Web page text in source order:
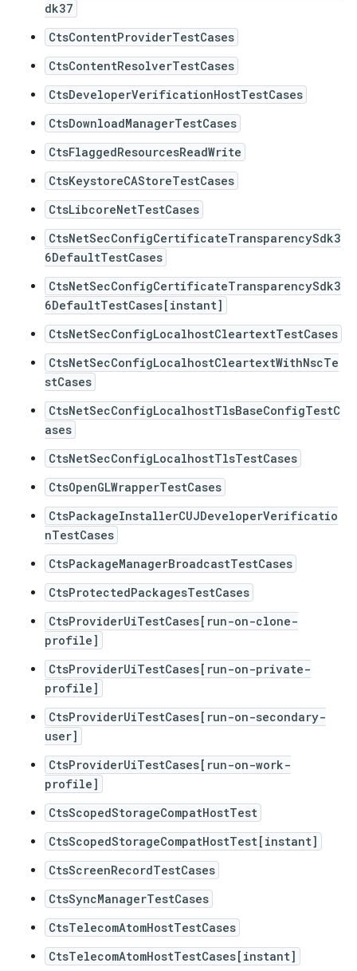
dk37
CtsContentProviderTestCases
CtsContentResolverTestCases
CtsDeveloperVerificationHostTestCases
CtsDownloadManagerTestCases
CtsFlaggedResourcesReadWrite
CtsKeystoreCAStoreTestCases
CtsLibcoreNetTestCases
CtsNetSecConfigCertificateTransparencySdk3
6DefaultTestCases
CtsNetSecConfigCertificateTransparencySdk3
6DefaultTestCases[instant]
CtsNetSecConfigLocalhostCleartextTestCases
CtsNetSecConfigLocalhostCleartextWithNscTe
stCases
CtsNetSecConfigLocalhostTlsBaseConfigTestC
ases
CtsNetSecConfigLocalhostTlsTestCases
CtsOpenGLWrapperTestCases
CtsPackageInstallerCUJDeveloperVerificatio
nTestCases
CtsPackageManagerBroadcastTestCases
CtsProtectedPackagesTestCases
CtsProviderUiTestCases[run-on-clone-
profile]
CtsProviderUiTestCases[run-on-private-
profile]
CtsProviderUiTestCases[run-on-secondary-
user]
CtsProviderUiTestCases[run-on-work-
profile]
CtsScopedStorageCompatHostTest
CtsScopedStorageCompatHostTest[instant]
CtsScreenRecordTestCases
CtsSyncManagerTestCases
CtsTelecomAtomHostTestCases
CtsTelecomAtomHostTestCases[instant]